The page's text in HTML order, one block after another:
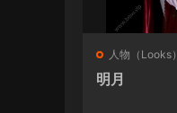
人物（Looks）
明月